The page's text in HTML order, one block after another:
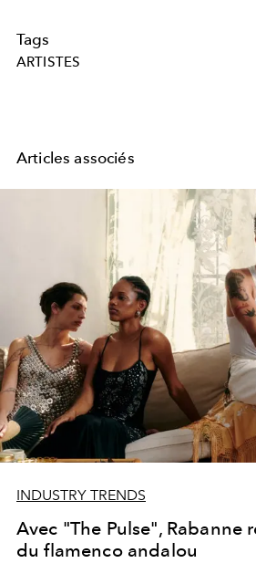
Tags
ARTISTES
Articles associés
INDUSTRY TRENDS
Avec "The Pulse", Rabanne
du flamenco andalou